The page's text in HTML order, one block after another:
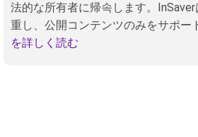
法的な所有者に帰속します。
重し、公開コンテンツのみをサポー
を詳しく読む